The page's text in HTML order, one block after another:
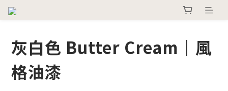
灰白色 Butter Cream｜風
格油漆